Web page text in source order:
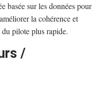
basée sur les données pour
la cohérence et
pilote plus rapide.
/